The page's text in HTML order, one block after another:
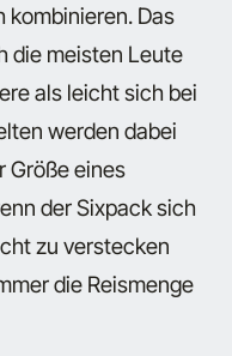
Das
die meisten Leute
als leicht sich bei
werden dabei
Größe eines
der Sixpack sich
zu verstecken
die Reismenge